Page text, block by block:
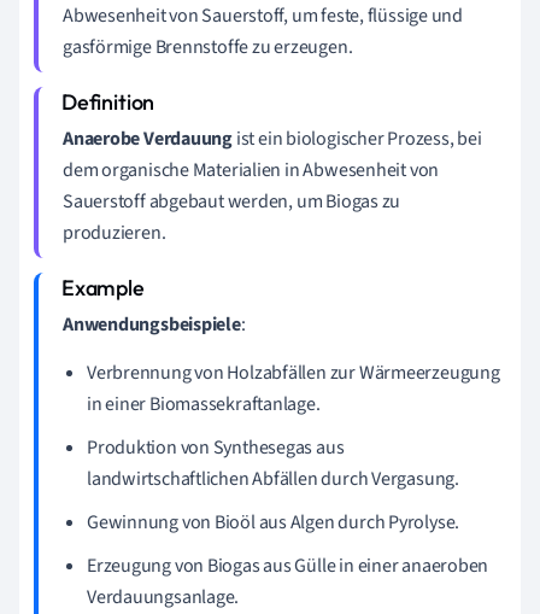
Abwesenheit von Sauerstoff, um feste, flüssige und
gasförmige Brennstoffe zu erzeugen.
Anaerobe Verdauungist ein biologischer Prozess, bei
dem organische Materialien in Abwesenheit von
Sauerstoff abgebaut werden, um Biogas zu
produzieren.
Anwendungsbeispiele:
Verbrennung von Holzabfällen zur Wärmeerzeugung
in einer Biomassekraftanlage.
Produktion von Synthesegas aus
landwirtschaftlichen Abfällen durch Vergasung.
Gewinnung von Bioöl aus Algen durch Pyrolyse.
Erzeugung von Biogas aus Gülle in einer anaeroben
Verdauungsanlage.